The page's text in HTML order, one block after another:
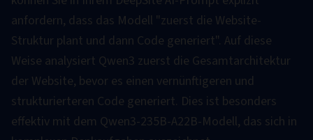
anfordern, dass das Modell "zuerst die Website-
Struktur plant und dann Code generiert". Auf diese
Weise analysiert Qwen3 zuerst die Gesamtarchitektur
der Website, bevor es einen vernünftigeren und
strukturierteren Code generiert. Dies ist besonders
effektiv mit dem Qwen3-235B-A22B-Modell, das sich in